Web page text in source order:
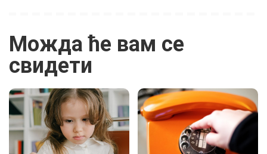
Можда ће вам се
свидети